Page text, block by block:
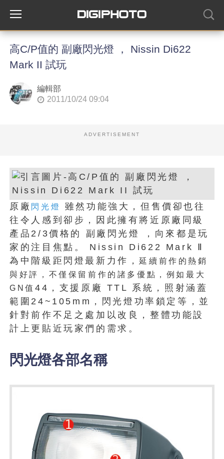
高C/P值的 副廠閃光燈 ， Nissin Di622
Mark II 試玩
編輯部
2011/10/24 09:04
ADVERTISEMENT
原廠 閃光燈
雖然功能強大，但售價卻也往
往令人感到卻步，因此擁有將近原廠同級
產品2/3價格的 副廠閃光燈 ，向來都是玩
家的注目焦點。 Nissin Di622 Mark Ⅱ
為中階級距閃燈最新力作，延續前作的熱銷
與好評，不僅保留前作的諸多優點，例如最大
GN值 44，支援原廠 TTL 系統，照射涵蓋
範圍24~105mm，閃光燈功率鎖定等，並
針對前作不足之處加以改良，整體功能設
計上更貼近玩家們的需求。
閃光燈各部名稱